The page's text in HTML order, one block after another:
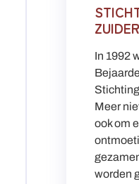
In 1992
Meer
ook om
worden